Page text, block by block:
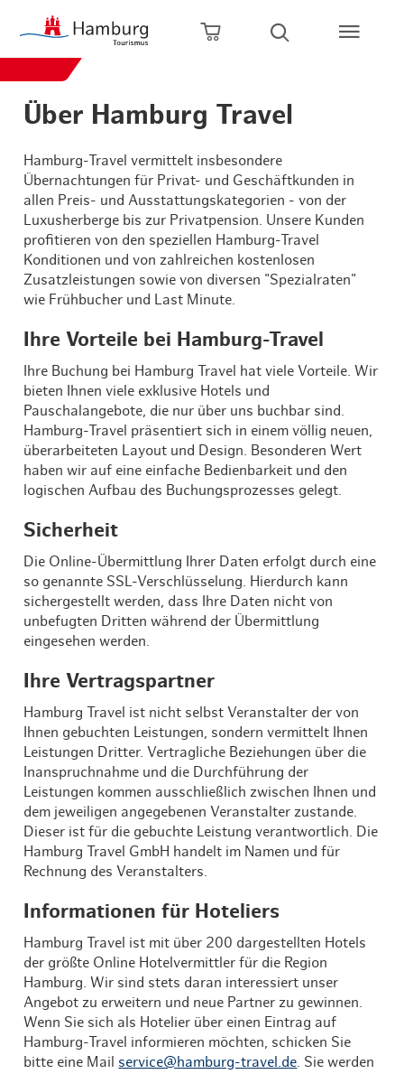
Zum Hauptinhalt springen
Zur Hauptnavigation springen
Zur Volltextsuche springen
Zum Footer springen
Warenkorb öffnen
Suche öffnen
Über Hamburg Travel
Hamburg-Travel vermittelt insbesondere
Übernachtungen für Privat- und Geschäftkunden in
allen Preis- und Ausstattungskategorien - von der
Luxusherberge bis zur Privatpension. Unsere Kunden
profitieren von den speziellen Hamburg-Travel
Konditionen und von zahlreichen kostenlosen
Zusatzleistungen sowie von diversen "Spezialraten"
wie Frühbucher und Last Minute.
Ihre Vorteile bei Hamburg-Travel
Ihre Buchung bei Hamburg Travel hat viele Vorteile. Wir
bieten Ihnen viele exklusive Hotels und
Pauschalangebote, die nur über uns buchbar sind.
Hamburg-Travel präsentiert sich in einem völlig neuen,
überarbeiteten Layout und Design. Besonderen Wert
haben wir auf eine einfache Bedienbarkeit und den
logischen Aufbau des Buchungsprozesses gelegt.
Sicherheit
Die Online-Übermittlung Ihrer Daten erfolgt durch eine
so genannte SSL-Verschlüsselung. Hierdurch kann
sichergestellt werden, dass Ihre Daten nicht von
unbefugten Dritten während der Übermittlung
eingesehen werden.
Ihre Vertragspartner
Hamburg Travel ist nicht selbst Veranstalter der von
Ihnen gebuchten Leistungen, sondern vermittelt Ihnen
Leistungen Dritter. Vertragliche Beziehungen über die
Inanspruchnahme und die Durchführung der
Leistungen kommen ausschließlich zwischen Ihnen und
dem jeweiligen angegebenen Veranstalter zustande.
Dieser ist für die gebuchte Leistung verantwortlich. Die
Hamburg Travel GmbH handelt im Namen und für
Rechnung des Veranstalters.
Informationen für Hoteliers
Hamburg Travel ist mit über 200 dargestellten Hotels
der größte Online Hotelvermittler für die Region
Hamburg. Wir sind stets daran interessiert unser
Angebot zu erweitern und neue Partner zu gewinnen.
Wenn Sie sich als Hotelier über einen Eintrag auf
Hamburg-Travel informieren möchten, schicken Sie
bitte eine Mail service@hamburg-travel.de . Sie werden